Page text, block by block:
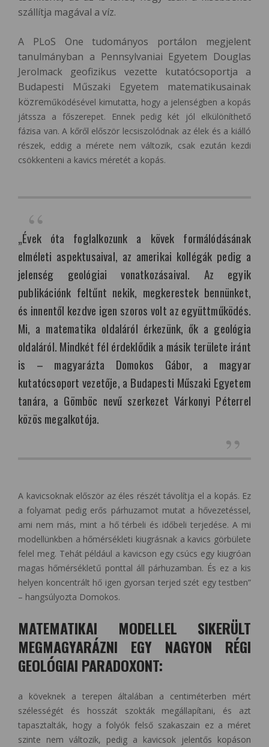
szállítja magával a víz.
A PLoS One tudományos portálon megjelent
tanulmányban a Pennsylvaniai Egyetem Douglas
Jerolmack geofizikus vezette kutatócsoportja a
Budapesti Műszaki Egyetem matematikusainak
közreműködésével kimutatta, hogy a jelenségben a kopás
játssza a főszerepet. Ennek pedig két jól elkülöníthető
fázisa van. A kőről először lecsiszolódnak az élek és a kiálló
részek, eddig a mérete nem változik, csak ezután kezdi
csökkenteni a kavics méretét a kopás.
„Évek óta foglalkozunk a kövek formálódásának
elméleti aspektusaival, az amerikai kollégák pedig a
jelenség geológiai vonatkozásaival. Az egyik
publikációnk feltűnt nekik, megkerestek bennünket,
és innentől kezdve igen szoros volt az együttműködés.
Mi, a matematika oldaláról érkezünk, ők a geológia
oldaláról. Mindkét fél érdeklődik a másik területe iránt
is – magyarázta Domokos Gábor, a magyar
kutatócsoport vezetője, a Budapesti Műszaki Egyetem
tanára, a Gömböc nevű szerkezet Várkonyi Péterrel
közös megalkotója.
A kavicsoknak először az éles részét távolítja el a kopás. Ez
a folyamat pedig erős párhuzamot mutat a hővezetéssel,
ami nem más, mint a hő térbeli és időbeli terjedése. A mi
modellünkben a hőmérsékleti kiugrásnak a kavics görbülete
felel meg. Tehát például a kavicson egy csúcs egy kiugróan
magas hőmérsékletű ponttal áll párhuzamban. És ez a kis
helyen koncentrált hő igen gyorsan terjed szét egy testben”
– hangsúlyozta Domokos.
MATEMATIKAI MODELLEL SIKERÜLT
MEGMAGYARÁZNI EGY NAGYON RÉGI
GEOLÓGIAI PARADOXONT:
a köveknek a terepen általában a centiméterben mért
szélességét és hosszát szokták megállapítani, és azt
tapasztalták, hogy a folyók felső szakaszain ez a méret
szinte nem változik, pedig a kavicsok jelentős kopáson